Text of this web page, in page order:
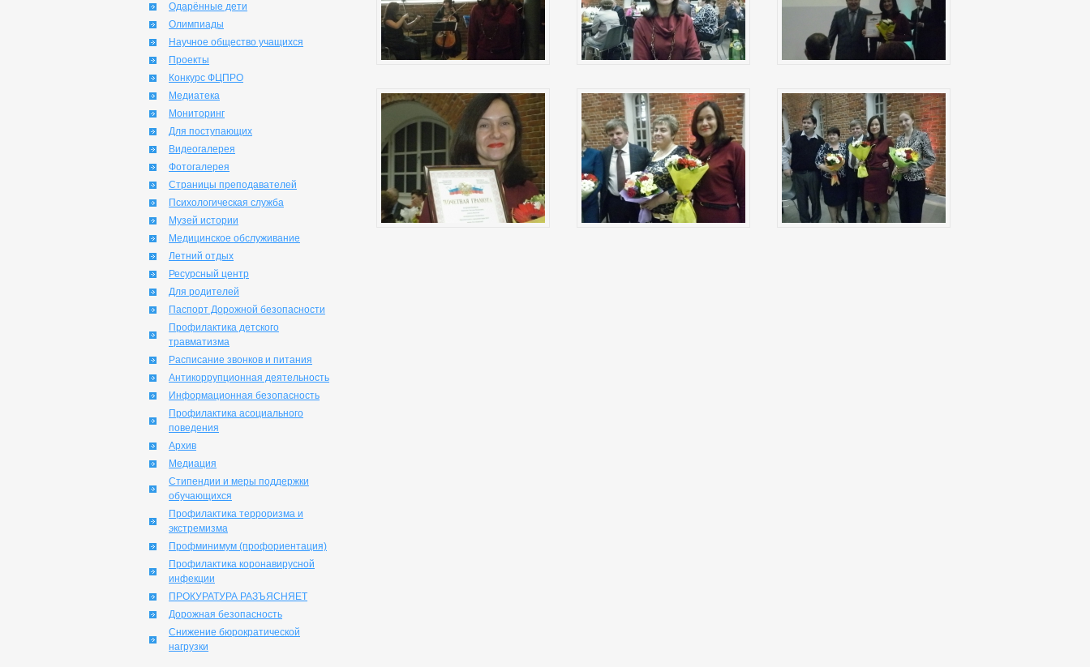
Одарённые дети
Олимпиады
Научное общество учащихся
Проекты
Конкурс ФЦПРО
Медиатека
Мониторинг
Для поступающих
Видеогалерея
Фотогалерея
Страницы преподавателей
Психологическая служба
Музей истории
Медицинское обслуживание
Летний отдых
Ресурсный центр
Для родителей
Паспорт Дорожной безопасности
Профилактика детского
травматизма
Расписание звонков и питания
Антикоррупционная деятельность
Информационная безопасность
Профилактика асоциального
поведения
Архив
Медиация
Стипендии и меры поддержки
обучающихся
Профилактика терроризма и
экстремизма
Профминимум (профориентация)
Профилактика коронавирусной
инфекции
ПРОКУРАТУРА РАЗЪЯСНЯЕТ
Дорожная безопасность
Снижение бюрократической
нагрузки